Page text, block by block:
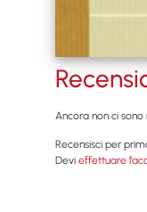
Ancora non ci sono
Recensisci per
Devi effettuare